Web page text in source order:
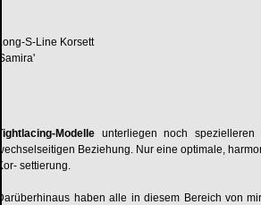
S-Line Korsett
Modelle unterliegen noch
Beziehung. Nur eine optimale,
settierung.
haben alle in diesem Bereich von